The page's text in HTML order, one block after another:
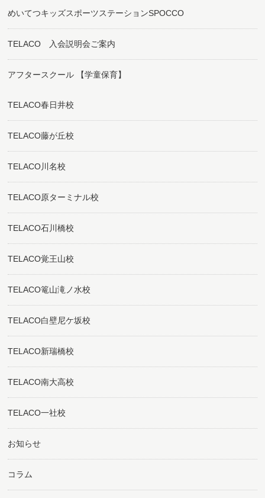
めいてつキッズスポーツステーションSPOCCO
TELACO 入会説明会ご案内
アフタースクール 【学童保育】
TELACO春日井校
TELACO藤が丘校
TELACO川名校
TELACO原ターミナル校
TELACO石川橋校
TELACO覚王山校
TELACO篭山滝ノ水校
TELACO白壁尼ケ坂校
TELACO新瑞橋校
TELACO南大高校
TELACO一社校
お知らせ
コラム